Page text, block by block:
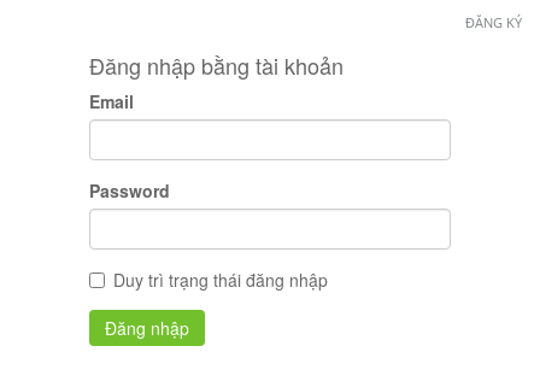
ĐĂNG KÝ
Đăng nhập bằng tài khoản
Email
Password
Duy trì trạng thái đăng nhập